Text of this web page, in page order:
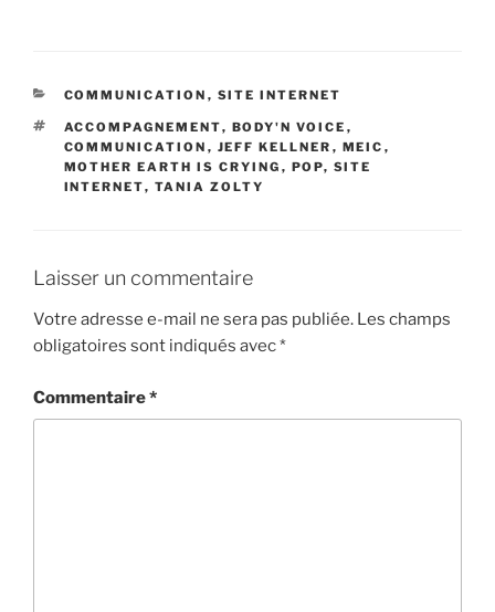
CATÉGORIES
COMMUNICATION , SITE INTERNET
ÉTIQUETTES
ACCOMPAGNEMENT, BODY'N VOICE ,
COMMUNICATION , JEFF KELLNER , MEIC ,
MOTHER EARTH IS CRYING , POP, SITE
INTERNET, TANIA ZOLTY
Laisser un commentaire
Votre adresse e-mail ne sera pas publiée. Les champs
obligatoires sont indiqués avec*
Commentaire*